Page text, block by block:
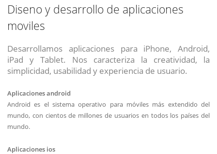
Diseno y desarrollo de aplicaciones
moviles
Desarrollamos aplicaciones para iPhone, Android,
iPad y Tablet. Nos caracteriza la creatividad, la
simplicidad, usabilidad y experiencia de usuario.
Aplicaciones android
Android es el sistema operativo para móviles más extendido del
mundo, con cientos de millones de usuarios en todos los países del
mundo.
Aplicaciones ios